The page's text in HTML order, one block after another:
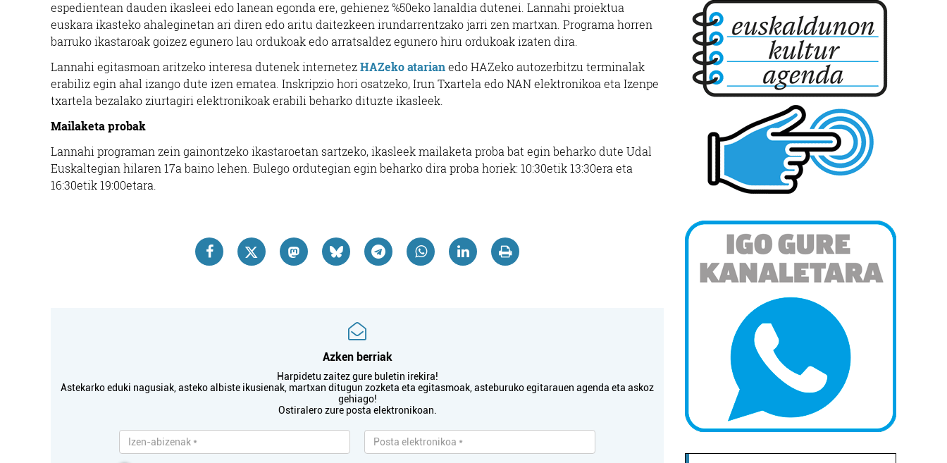
espedientean dauden ikasleei edo lanean egonda ere, gehienez %50eko lanaldia dutenei. Lannahi proiektua
euskara ikasteko ahaleginetan ari diren edo aritu daitezkeen irundarrentzako jarri zen martxan. Programa horren
barruko ikastaroak goizez egunero lau ordukoak edo arratsaldez egunero hiru ordukoak izaten dira.
Lannahi egitasmoan aritzeko interesa dutenek internetezHAZeko atarianedo HAZeko autozerbitzu terminalak
erabiliz egin ahal izango dute izen ematea. Inskripzio hori osatzeko, Irun Txartela edo NAN elektronikoa eta Izenpe
txartela bezalako ziurtagiri elektronikoak erabili beharko dituzte ikasleek.
Mailaketa probak
Lannahi programan zein gainontzeko ikastaroetan sartzeko, ikasleek mailaketa proba bat egin beharko dute Udal
Euskaltegian hilaren 17a baino lehen. Bulego ordutegian egin beharko dira proba horiek: 10:30etik 13:30era eta
16:30etik 19:00etara.
Azken berriak
Harpidetu zaitez gure buletin irekira!
Astekarko eduki nagusiak, asteko albiste ikusienak, martxan ditugun zozketa eta egitasmoak, asteburuko egitarauen agenda eta askoz
gehiago!
Ostiralero zure posta elektronikoan.